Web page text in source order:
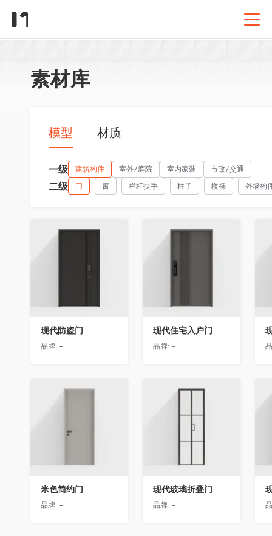
素材库
模型 材质
一级 建筑构件 室外/庭院 室内家装 市政/交通
二级 门 窗 栏杆扶手 柱子 楼梯 外墙构
收藏
现代防盗门
品牌: -
收藏
现代住宅入户门
品牌: -
收藏
米色简约门
品牌: -
收藏
现代玻璃折叠门
品牌: -